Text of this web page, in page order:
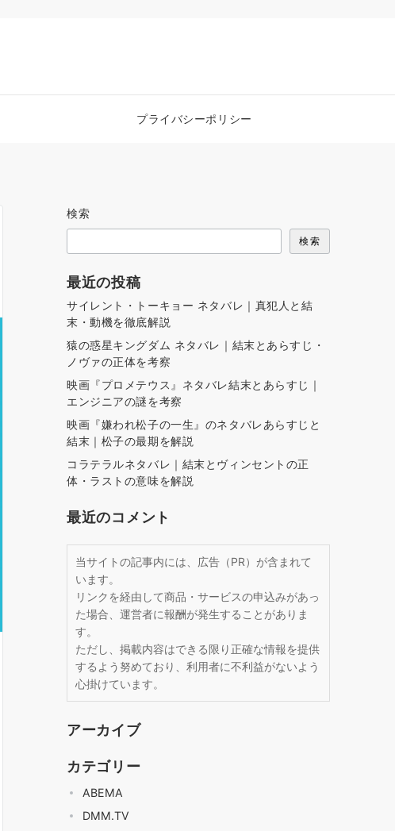
プライバシーポリシー
検索
検索
最近の投稿
サイレント・トーキョー ネタバレ｜真犯人と結
末・動機を徹底解説
猿の惑星キングダム ネタバレ｜結末とあらすじ・
ノヴァの正体を考察
映画『プロメテウス』ネタバレ結末とあらすじ｜
エンジニアの謎を考察
映画『嫌われ松子の一生』のネタバレあらすじと
結末｜松子の最期を解説
コラテラルネタバレ｜結末とヴィンセントの正
体・ラストの意味を解説
最近のコメント
当サイトの記事内には、広告（PR）が含まれて
います。
リンクを経由して商品・サービスの申込みがあっ
た場合、運営者に報酬が発生することがありま
す。
ただし、掲載内容はできる限り正確な情報を提供
するよう努めており、利用者に不利益がないよう
心掛けています。
アーカイブ
カテゴリー
ABEMA
DMM.TV